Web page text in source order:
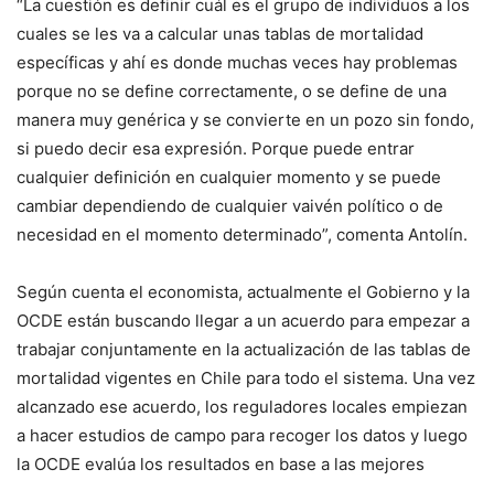
“La cuestión es definir cuál es el grupo de individuos a los
cuales se les va a calcular unas tablas de mortalidad
específicas y ahí es donde muchas veces hay problemas
porque no se define correctamente, o se define de una
manera muy genérica y se convierte en un pozo sin fondo,
si puedo decir esa expresión. Porque puede entrar
cualquier definición en cualquier momento y se puede
cambiar dependiendo de cualquier vaivén político o de
necesidad en el momento determinado”, comenta Antolín.
Según cuenta el economista, actualmente el Gobierno y la
OCDE están buscando llegar a un acuerdo para empezar a
trabajar conjuntamente en la actualización de las tablas de
mortalidad vigentes en Chile para todo el sistema. Una vez
alcanzado ese acuerdo, los reguladores locales empiezan
a hacer estudios de campo para recoger los datos y luego
la OCDE evalúa los resultados en base a las mejores